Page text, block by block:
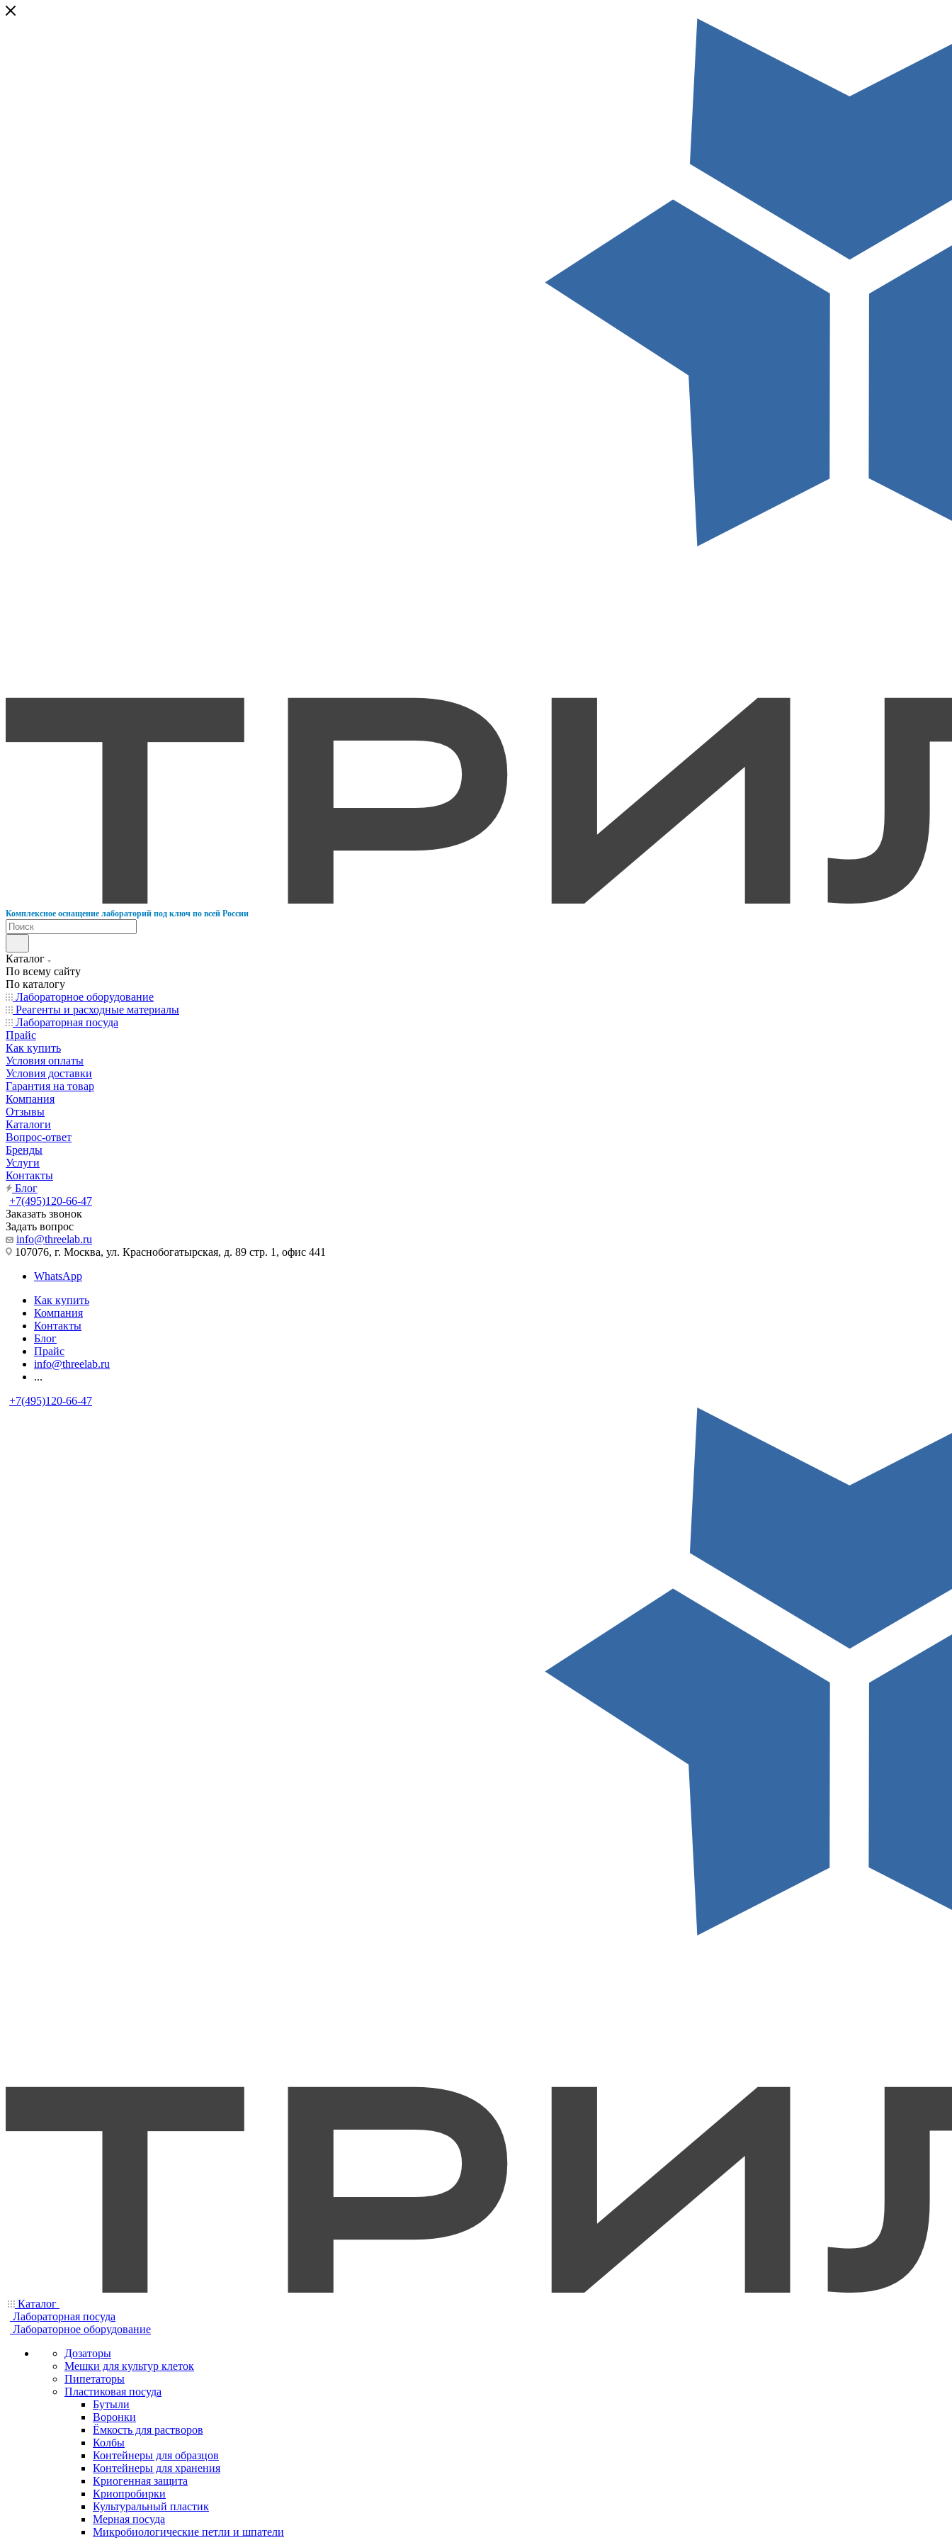
Комплексное оснащение лабораторий под ключ по всей России
Каталог
По всему сайту
По каталогу
Лабораторное оборудование
Реагенты и расходные материалы
Лабораторная посуда
Прайс
Как купить
Условия оплаты
Условия доставки
Гарантия на товар
Компания
Отзывы
Каталоги
Вопрос-ответ
Бренды
Услуги
Контакты
Блог
+7(495)120-66-47
Заказать звонок
Задать вопрос
info@threelab.ru
107076, г. Москва, ул. Краснобогатырская, д. 89 стр. 1, офис 441
WhatsApp
Как купить
Компания
Контакты
Блог
Прайс
info@threelab.ru
...
+7(495)120-66-47
Каталог
Лабораторная посуда
Лабораторное оборудование
Дозаторы
Мешки для культур клеток
Пипетаторы
Пластиковая посуда
Бутыли
Воронки
Ёмкость для растворов
Колбы
Контейнеры для образцов
Контейнеры для хранения
Криогенная защита
Криопробирки
Культуральный пластик
Мерная посуда
Микробиологические петли и шпатели